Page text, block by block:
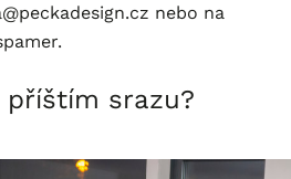
nebo na
příštím srazu?